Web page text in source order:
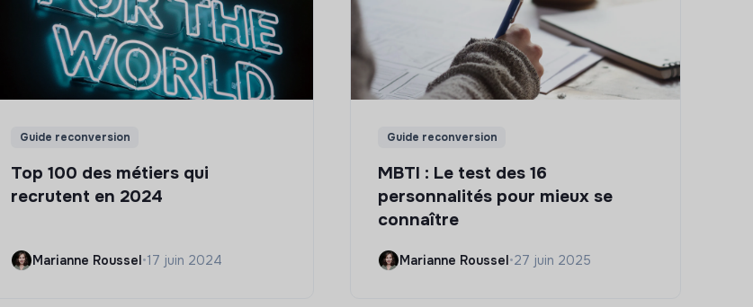
Guide reconversion
Top 100 des métiers qui
recrutent en 2024
Marianne Roussel•17 juin 2024
Guide reconversion
MBTI : Le test des 16
personnalités pour mieux se
connaître
Marianne Roussel•27 juin 2025